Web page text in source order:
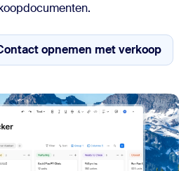
opnemen met verkoop
Contact opnemen